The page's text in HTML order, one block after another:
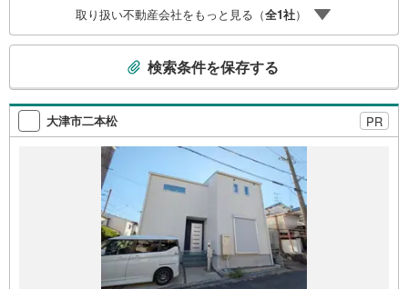
も弊社のリフォームプランナーがご提案！5.定期的にご連
絡を繋ぎ、有事の際に迅速にサポートいたします弊社は専
います。お気軽にお問合せください！
取り扱い不動産会社をもっと見る（全1社）
検
索
条
検索条件を保存する
大津市二本松 PR